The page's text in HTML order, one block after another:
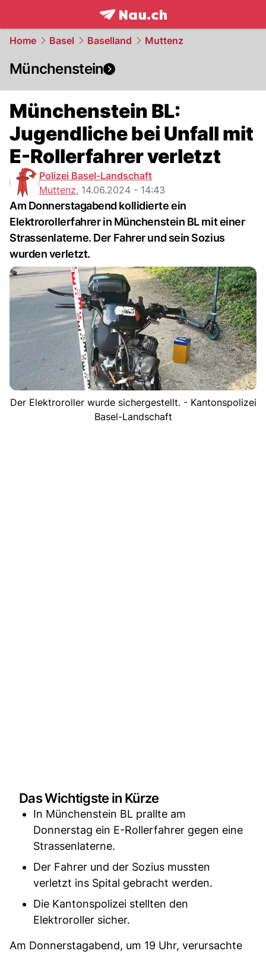
frontpage.NAU.ch
Home Basel Baselland Muttenz
Münchenstein
Münchenstein BL:
Jugendliche bei Unfall mit
E-Rollerfahrer verletzt
Polizei Basel-Landschaft
Muttenz, 14.06.2024 - 14:43
Am Donnerstagabend kollidierte ein
Elektrorollerfahrer in Münchenstein BL mit einer
Strassenlaterne. Der Fahrer und sein Sozius
wurden verletzt.
Der Elektroroller wurde sichergestellt. - Kantonspolizei
Basel-Landschaft
Das Wichtigste in Kürze
In Münchenstein BL prallte am
Donnerstag ein E-Rollerfahrer gegen eine
Strassenlaterne.
Der Fahrer und der Sozius mussten
verletzt ins Spital gebracht werden.
Die Kantonspolizei stellten den
Elektroroller sicher.
Am Donnerstagabend, um 19 Uhr, verursachte